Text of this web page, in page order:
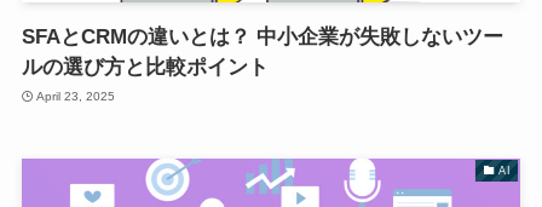
SFAとCRMの違いとは？ 中小企業が失敗しないツー
ルの選び方と比較ポイント
April 23, 2025
AI